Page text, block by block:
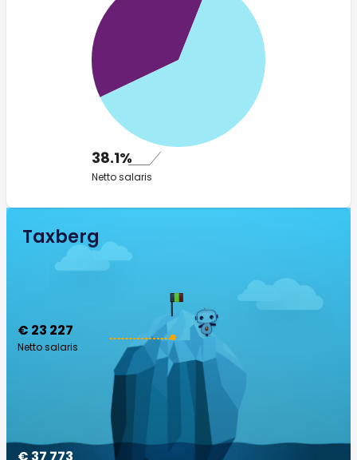
38.1%
Netto salaris
Taxberg
€ 23 227
Netto salaris